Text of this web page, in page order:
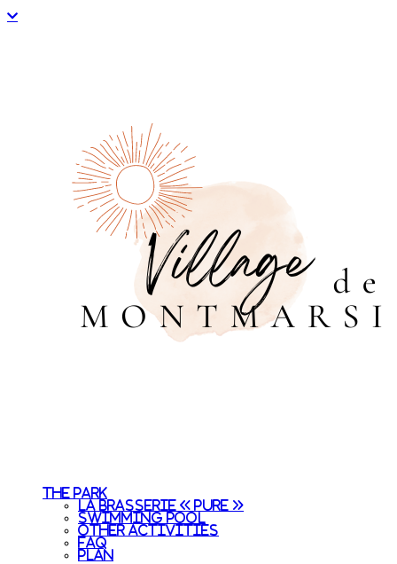
The park
La Brasserie « Pure »
Swimming pool
Other activities
FAQ
Plan